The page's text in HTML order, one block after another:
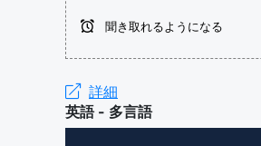
聞き取れるようになる
詳細
英語 - 多言語